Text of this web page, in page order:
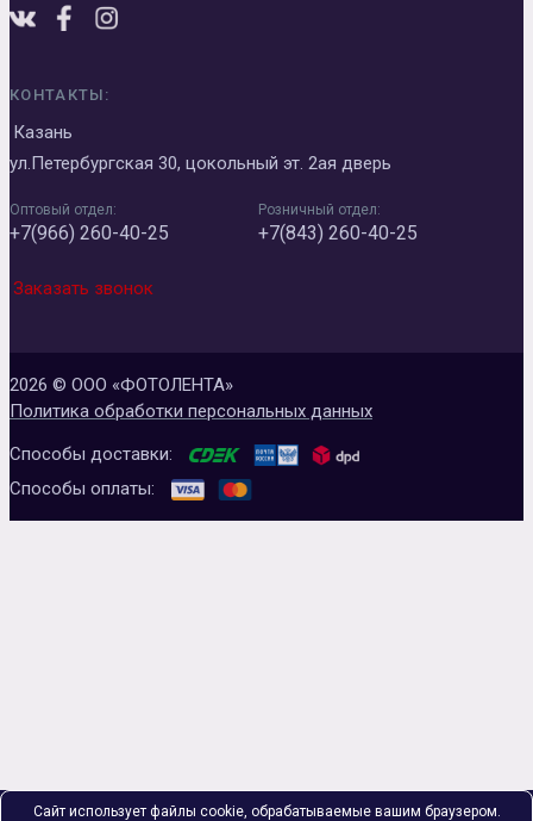
КОНТАКТЫ:
Казань
ул.Петербургская 30, цокольный эт. 2ая дверь
Оптовый отдел:
+7(966) 260-40-25
Розничный отдел:
+7(843) 260-40-25
Заказать звонок
2026 © ООО «ФОТОЛЕНТА»
Политика обработки персональных данных
Способы доставки:
Способы оплаты:
Сайт использует файлы cookie, обрабатываемые вашим браузером.